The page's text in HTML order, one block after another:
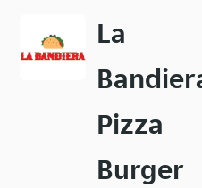
contenuto
La
Pizza
Burger